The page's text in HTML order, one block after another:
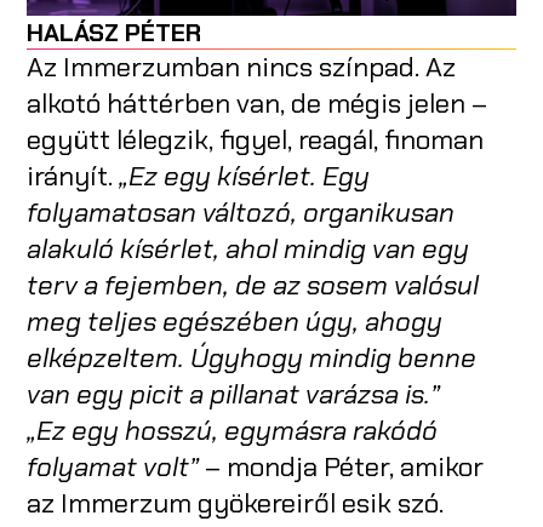
HALÁSZ PÉTER
Az Immerzumban nincs színpad. Az
alkotó háttérben van, de mégis jelen –
együtt lélegzik, figyel, reagál, finoman
irányít.„Ez egy kísérlet. Egy
folyamatosan változó, organikusan
alakuló kísérlet, ahol mindig van egy
terv a fejemben, de az sosem valósul
meg teljes egészében úgy, ahogy
elképzeltem. Úgyhogy mindig benne
van egy picit a pillanat varázsa is.”
„Ez egy hosszú, egymásra rakódó
folyamat volt”– mondja Péter, amikor
az Immerzum gyökereiről esik szó.